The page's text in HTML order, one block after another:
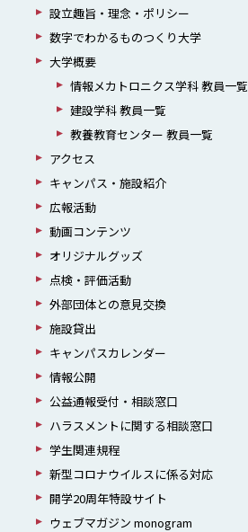
設立趣旨・理念・ポリシー
数字でわかるものつくり大学
大学概要
情報メカトロニクス学科 教員一覧
建設学科 教員一覧
教養教育センター 教員一覧
アクセス
キャンパス・施設紹介
広報活動
動画コンテンツ
オリジナルグッズ
点検・評価活動
外部団体との意見交換
施設貸出
キャンパスカレンダー
情報公開
公益通報受付・相談窓口
ハラスメントに関する相談窓口
学生関連規程
新型コロナウイルスに係る対応
開学20周年特設サイト
ウェブマガジン monogram